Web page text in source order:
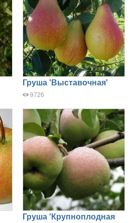
Груша 'Выставочная'
9726
Груша 'Крупноплодная